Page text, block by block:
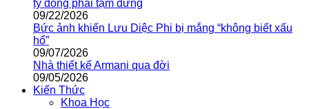
tỷ đồng phải tạm dừng
09/22/2026
Bức ảnh khiến Lưu Diệc Phi bị mắng “không biết xấu
hổ”
09/07/2026
Nhà thiết kế Armani qua đời
09/05/2026
Kiến Thức
Khoa Học